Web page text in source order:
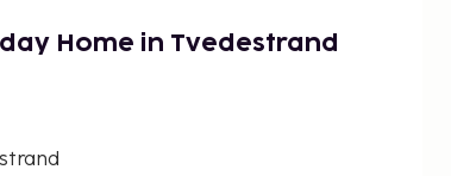
Home in Tvedestrand